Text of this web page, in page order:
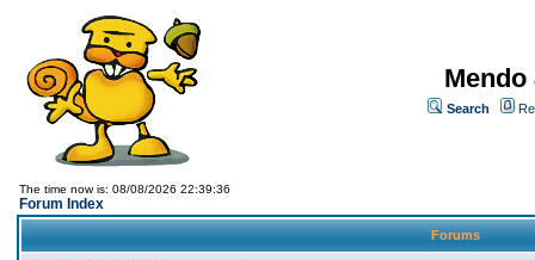
Search
The time now is: 08/08/2026 22:39:36
Forum Index
Forums